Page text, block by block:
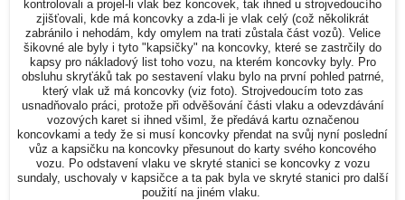
kontrolovali a projel-li vlak bez koncovek, tak ihned u strojvedoucího
zjišťovali, kde má koncovky a zda-li je vlak celý (což několikrát
zabránilo i nehodám, kdy omylem na trati zůstala část vozů). Velice
šikovné ale byly i tyto "kapsičky" na koncovky, které se zastrčily do
kapsy pro nákladový list toho vozu, na kterém koncovky byly. Pro
obsluhu skryťáků tak po sestavení vlaku bylo na první pohled patrné,
který vlak už má koncovky (viz foto). Strojvedoucím toto zas
usnadňovalo práci, protože při odvěšování části vlaku a odevzdávání
vozových karet si ihned všiml, že předává kartu označenou
koncovkami a tedy že si musí koncovky přendat na svůj nyní poslední
vůz a kapsičku na koncovky přesunout do karty svého koncového
vozu. Po odstavení vlaku ve skryté stanici se koncovky z vozu
sundaly, uschovaly v kapsičce a ta pak byla ve skryté stanici pro další
použití na jiném vlaku.